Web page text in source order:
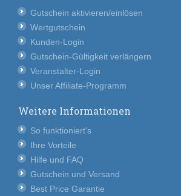
Gutschein aktivieren/einlösen
Wertgutschein
Kunden-Login
Gutschein-Gültigkeit verlängern
Veranstalter-Login
Unser Affiliate-Programm
Weitere Informationen
So funktioniert's
Ihre Vorteile
Hilfe und FAQ
Gutschein und Versand
Best Price Garantie